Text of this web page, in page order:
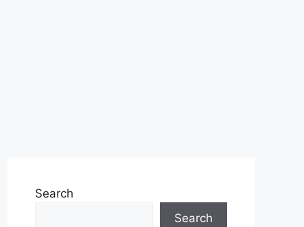
Search
Search